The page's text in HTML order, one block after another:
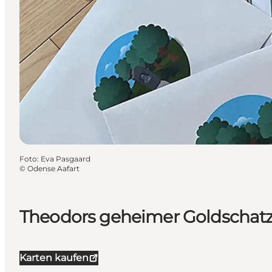
Theodors geheimer
Karten kaufen
Foto: Eva Pasgaard
© Odense Aafart